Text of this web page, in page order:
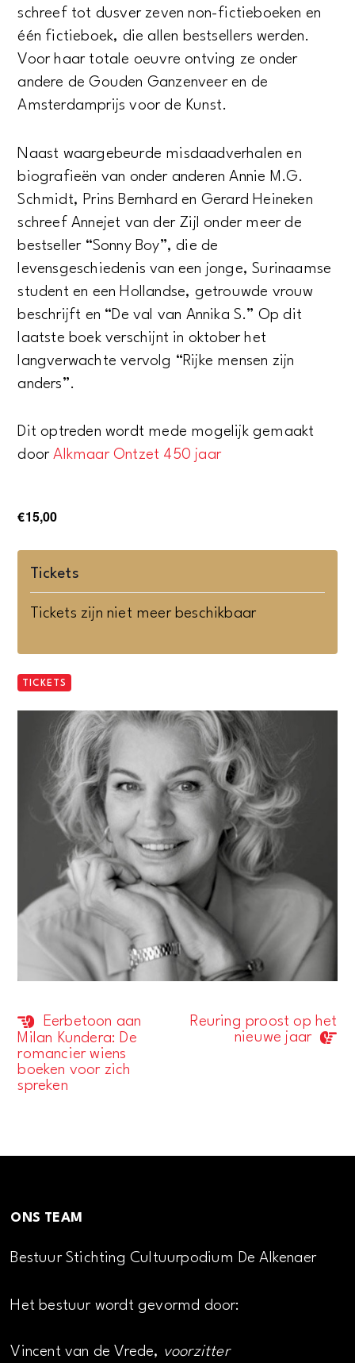
schreef tot dusver zeven non-fictieboeken en
één fictieboek, die allen bestsellers werden.
Voor haar totale oeuvre ontving ze onder
andere de Gouden Ganzenveer en de
Amsterdamprijs voor de Kunst.
Naast waargebeurde misdaadverhalen en
biografieën van onder anderen Annie M.G.
Schmidt, Prins Bernhard en Gerard Heineken
schreef Annejet van der Zijl onder meer de
bestseller “Sonny Boy”, die de
levensgeschiedenis van een jonge, Surinaamse
student en een Hollandse, getrouwde vrouw
beschrijft en “De val van Annika S.” Op dit
laatste boek verschijnt in oktober het
langverwachte vervolg “Rijke mensen zijn
anders”.
Dit optreden wordt mede mogelijk gemaakt
doorAlkmaar Ontzet 450 jaar
€15,00
Tickets
Tickets zijn niet meer beschikbaar
TICKETS
Evenement
Navigatie
Eerbetoon aan
Milan Kundera: De
romancier wiens
boeken voor zich
spreken
Reuring proost op het
nieuwe jaar
ONS TEAM
Bestuur Stichting Cultuurpodium De Alkenaer
Het bestuur wordt gevormd door:
Vincent van de Vrede, voorzitter